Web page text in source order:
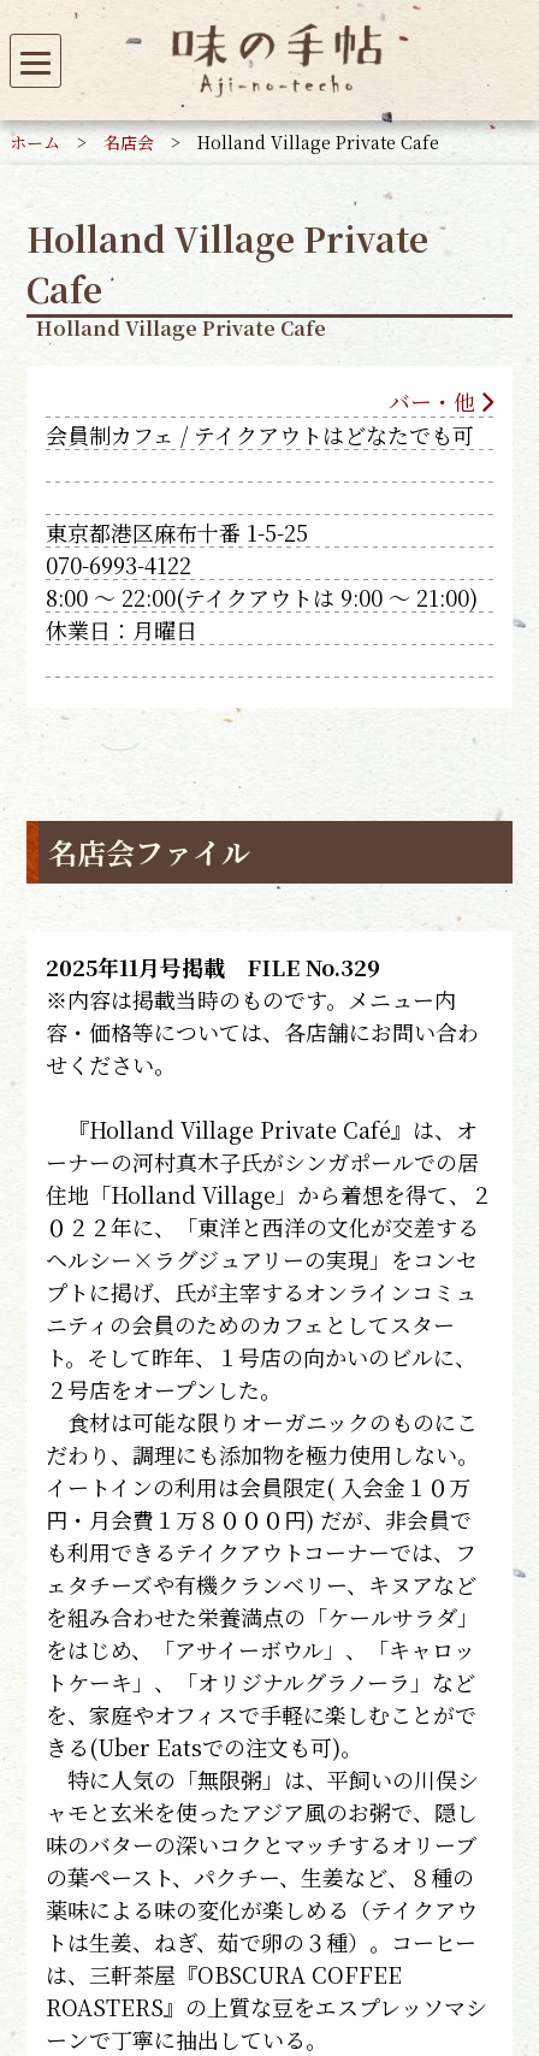
ホーム > 名店会 > Holland Village Private Cafe
Holland Village Private
Cafe
Holland Village Private Cafe
バー・他
会員制カフェ / テイクアウトはどなたでも可
東京都港区麻布十番 1-5-25
070-6993-4122
8:00 〜 22:00(テイクアウトは 9:00 〜 21:00)
休業日：月曜日
名店会ファイル
2025年11月号掲載 FILE No.329
※内容は掲載当時のものです。メニュー内
容・価格等については、各店舗にお問い合わ
せください。
『Holland Village Private Café』は、オ
ーナーの河村真木子氏がシンガポールでの居
住地「Holland Village」から着想を得て、２
０２２年に、「東洋と西洋の文化が交差する
ヘルシー×ラグジュアリーの実現」をコンセ
プトに掲げ、氏が主宰するオンラインコミュ
ニティの会員のためのカフェとしてスター
ト。そして昨年、１号店の向かいのビルに、
２号店をオープンした。
食材は可能な限りオーガニックのものにこ
だわり、調理にも添加物を極力使用しない。
イートインの利用は会員限定( 入会金１０万
円・月会費１万８０００円) だが、非会員で
も利用できるテイクアウトコーナーでは、フ
ェタチーズや有機クランベリー、キヌアなど
を組み合わせた栄養満点の「ケールサラダ」
をはじめ、「アサイーボウル」、「キャロッ
トケーキ」、「オリジナルグラノーラ」など
を、家庭やオフィスで手軽に楽しむことがで
きる(Uber Eatsでの注文も可)。
特に人気の「無限粥」は、平飼いの川俣シ
ャモと玄米を使ったアジア風のお粥で、隠し
味のバターの深いコクとマッチするオリーブ
の葉ペースト、パクチー、生姜など、８種の
薬味による味の変化が楽しめる（テイクアウ
トは生姜、ねぎ、茹で卵の３種）。コーヒー
は、三軒茶屋『OBSCURA COFFEE
ROASTERS』の上質な豆をエスプレッソマシ
ーンで丁寧に抽出している。